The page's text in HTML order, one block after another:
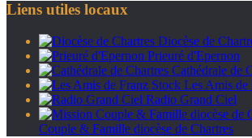
Liens utiles locaux
Diocèse de
Prieuré d'Epernon
Cathédrale de
Les Amis de
Radio Grand Ciel
Couple & Famille diocèse de Chartres